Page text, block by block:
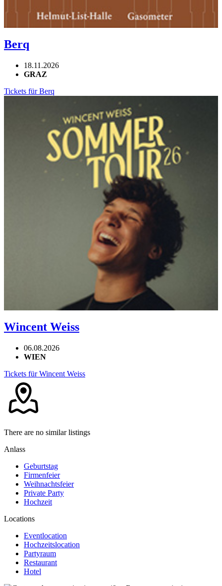
Berq
18.11.2026
GRAZ
Tickets für Berq
Wincent Weiss
06.08.2026
WIEN
Tickets für Wincent Weiss
There are no similar listings
Anlass
Geburtstag
Firmenfeier
Weihnachtsfeier
Private Party
Hochzeit
Locations
Eventlocation
Hochzeitslocation
Partyraum
Restaurant
Hotel